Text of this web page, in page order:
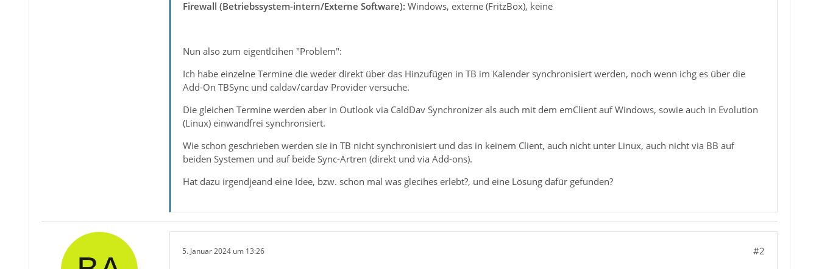
Firewall (Betriebssystem-intern/Externe Software): Windows, externe (FritzBox), keine
Nun also zum eigentlcihen "Problem":
Ich habe einzelne Termine die weder direkt über das Hinzufügen in TB im Kalender synchronisiert werden, noch wenn ichg es über die
Add-On TBSync und caldav/cardav Provider versuche.
Die gleichen Termine werden aber in Outlook via CaldDav Synchronizer als auch mit dem emClient auf Windows, sowie auch in Evolution
(Linux) einwandfrei synchronsiert.
Wie schon geschrieben werden sie in TB nicht synchronisiert und das in keinem Client, auch nicht unter Linux, auch nicht via BB auf
beiden Systemen und auf beide Sync-Artren (direkt und via Add-ons).
Hat dazu irgendjeand eine Idee, bzw. schon mal was glecihes erlebt?, und eine Lösung dafür gefunden?
5. Januar 2024 um 13:26 #2